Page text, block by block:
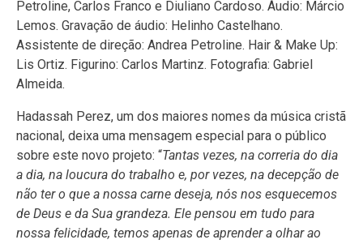
Petroline, Carlos Franco e Diuliano Cardoso. Áudio: Márcio
Lemos. Gravação de áudio: Helinho Castelhano.
Assistente de direção: Andrea Petroline. Hair & Make Up:
Lis Ortiz. Figurino: Carlos Martinz. Fotografia: Gabriel
Almeida.
Hadassah Perez, um dos maiores nomes da música cristã
nacional, deixa uma mensagem especial para o público
sobre este novo projeto: “Tantas vezes, na correria do dia
a dia, na loucura do trabalho e, por vezes, na decepção de
não ter o que a nossa carne deseja, nós nos esquecemos
de Deus e da Sua grandeza. Ele pensou em tudo para
nossa felicidade, temos apenas de aprender a olhar ao